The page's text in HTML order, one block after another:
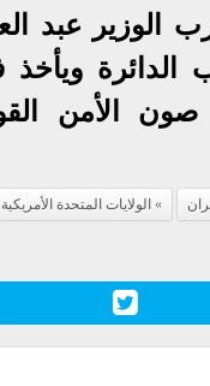
الوزير عبد
ويأخذ
صون الأمن
الولايات المتحدة الأمريكية